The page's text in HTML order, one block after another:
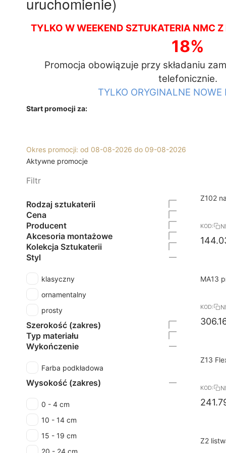
TYLKO W WEEKEND SZTUKATERIA NMC
18%
Promocja obowiązuje przy składaniu
telefonicznie.
TYLKO ORYGINALNE NOWE
Start promocji za:
Okres promocji: od 08-08-2026 do 09-08-2026
Aktywne promocje
8%
Z102
KOD:
8%
MA13
KOD:
8%
Z13
KOD:
8%
Z2
Filtr
Rodzaj sztukaterii
Cena
Producent
Akcesoria montażowe
Kolekcja Sztukaterii
Styl
klasyczny
ornamentalny
prosty
Szerokość (zakres)
Typ materiału
Wykończenie
Farba podkładowa
Wysokość (zakres)
0 - 4 cm
10 - 14 cm
15 - 19 cm
20 - 24 cm